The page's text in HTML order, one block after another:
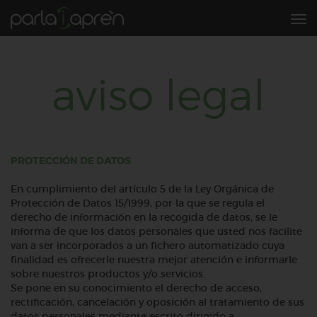
aviso legal
PROTECCIÓN DE DATOS
En cumplimiento del artículo 5 de la Ley Orgánica de
Protección de Datos 15/1999, por la que se regula el
derecho de información en la recogida de datos, se le
informa de que los datos personales que usted nos facilite
van a ser incorporados a un fichero automatizado cuya
finalidad es ofrecerle nuestra mejor atención e informarle
sobre nuestros productos y/o servicios.
Se pone en su conocimiento el derecho de acceso,
rectificación, cancelación y oposición al tratamiento de sus